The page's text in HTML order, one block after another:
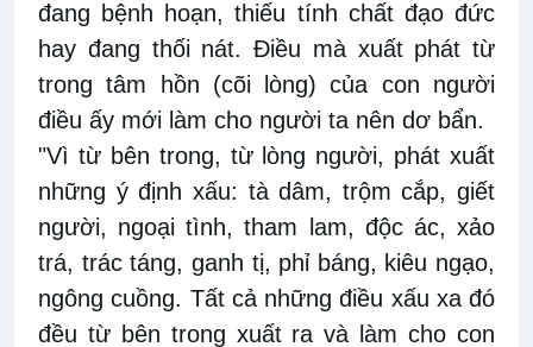
đang bệnh hoạn, thiếu tính chất đạo đức
hay đang thối nát. Điều mà xuất phát từ
trong tâm hồn (cõi lòng) của con người
điều ấy mới làm cho người ta nên dơ bẩn.
"Vì từ bên trong, từ lòng người, phát xuất
những ý định xấu: tà dâm, trộm cắp, giết
người, ngoại tình, tham lam, độc ác, xảo
trá, trác táng, ganh tị, phỉ báng, kiêu ngạo,
ngông cuồng. Tất cả những điều xấu xa đó
đều từ bên trong xuất ra và làm cho con